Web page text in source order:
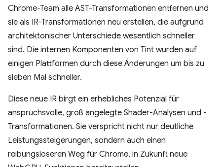
Chrome-Team alle AST-Transformationen entfernen und
sie als IR-Transformationen neu erstellen, die aufgrund
architektonischer Unterschiede wesentlich schneller
sind. Die internen Komponenten von Tint wurden auf
einigen Plattformen durch diese Änderungen um bis zu
sieben Mal schneller.
Diese neue IR birgt ein erhebliches Potenzial für
anspruchsvolle, groß angelegte Shader-Analysen und -
Transformationen. Sie verspricht nicht nur deutliche
Leistungssteigerungen, sondern auch einen
reibungsloseren Weg für Chrome, in Zukunft neue